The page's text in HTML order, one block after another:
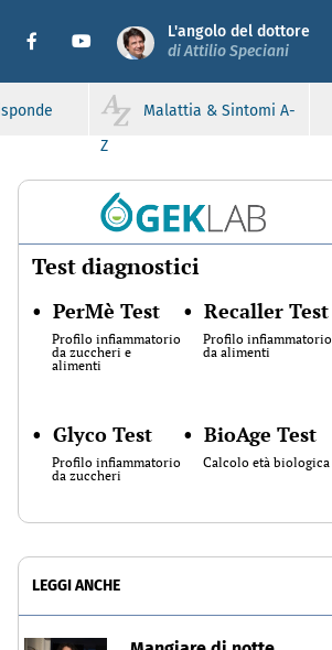
L'angolo del dottore
di Attilio Speciani
Malattia & Sintomi A-
Z
Test diagnostici
• PerMè Test
Profilo infiammatorio
da zuccheri e
alimenti
• Recaller Test
Profilo infiammatorio
da alimenti
• Glyco Test
Profilo infiammatorio
da zuccheri
• BioAge Test
Calcolo età biologica
LEGGI ANCHE